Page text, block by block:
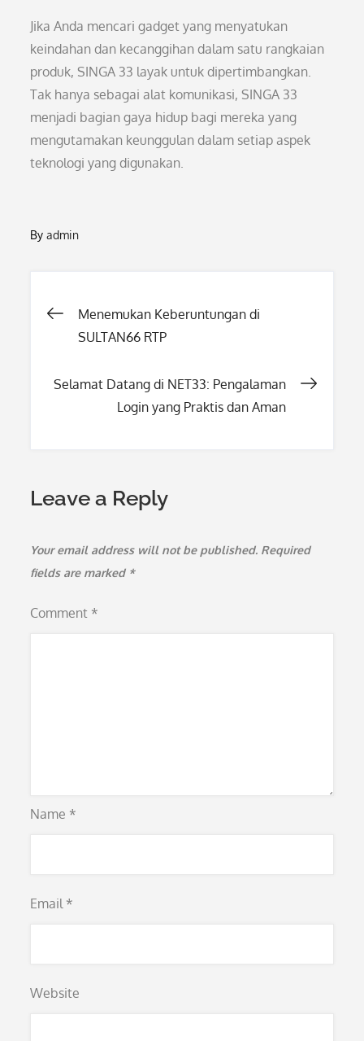
Jika Anda mencari gadget yang menyatukan
keindahan dan kecanggihan dalam satu rangkaian
produk, SINGA 33 layak untuk dipertimbangkan.
Tak hanya sebagai alat komunikasi, SINGA 33
menjadi bagian gaya hidup bagi mereka yang
mengutamakan keunggulan dalam setiap aspek
teknologi yang digunakan.
Byadmin
Post
Menemukan Keberuntungan di
SULTAN66 RTP
Selamat Datang di NET33: Pengalaman
Login yang Praktis dan Aman
Leave a Reply
Your email address will not be published. Required
fields are marked *
Comment *
Name *
Email *
Website